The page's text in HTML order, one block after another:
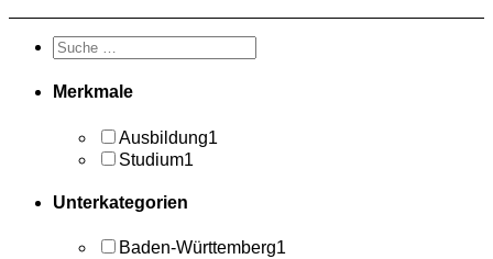
Merkmale
Ausbildung1
Studium1
Unterkategorien
Baden-Württemberg1